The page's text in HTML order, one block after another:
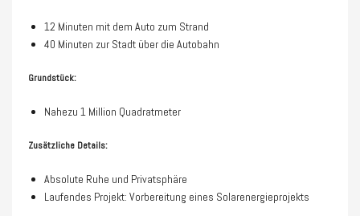
12 Minuten mit dem Auto zum Strand
40 Minuten zur Stadt über die Autobahn
Grundstück:
Nahezu 1 Million Quadratmeter
Zusätzliche Details:
Absolute Ruhe und Privatsphäre
Laufendes Projekt: Vorbereitung eines Solarenergieprojekts